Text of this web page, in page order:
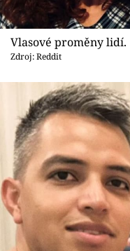
Vlasové proměny lidí.
Zdroj: Reddit